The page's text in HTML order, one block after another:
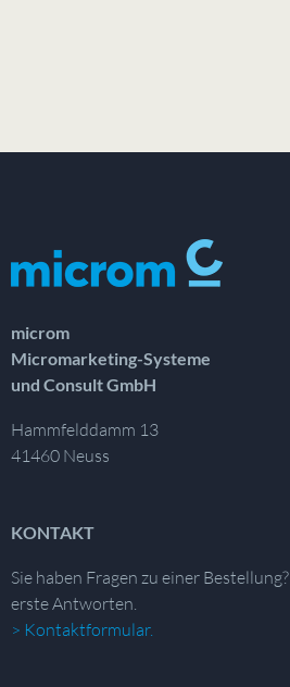
microm
Micromarketing-Systeme
und Consult GmbH
Hammfelddamm 13
41460 Neuss
KONTAKT
Sie haben Fragen zu einer Bestellung?
erste Antworten.
> Kontaktformular.